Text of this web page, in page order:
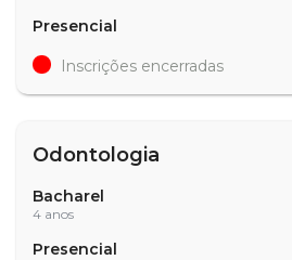
Presencial
Inscrições encerradas
Odontologia
Bacharel
4 anos
Presencial